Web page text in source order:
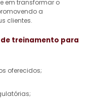
em transformar o
a
clientes.
treinamento para
oferecidos;